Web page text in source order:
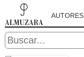
AUTORES